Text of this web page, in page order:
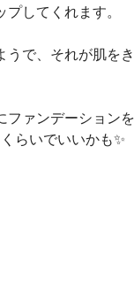
してくれます。
で、それが肌を
ァンデーション
らいでいいかも✨